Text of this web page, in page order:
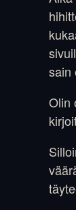
sain
Olin